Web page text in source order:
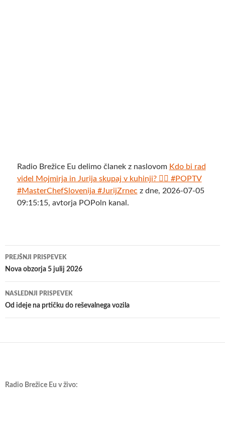
Radio Brežice Eu delimo članek z naslovom Kdo bi rad
videl Mojmirja in Jurija skupaj v kuhinji? 🙋‍♀️ #POPTV
#MasterChefSlovenija #JurijZrnec z dne, 2026-07-05
09:15:15, avtorja POPoln kanal.
Krmarjenje
po
prispevkih
PREJŠNJI PRISPEVEK
Nova obzorja 5 julij 2026
NASLEDNJI PRISPEVEK
Od ideje na prtičku do reševalnega vozila
Radio Brežice Eu v živo: